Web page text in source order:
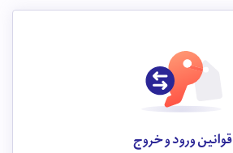
قوانین ورود و خروج